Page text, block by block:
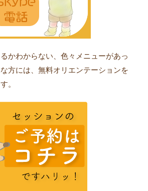
かわからない、色々メニューがあっ
方には、無料オリエンテーションを
。